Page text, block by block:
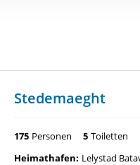
Stedemaeght
175 Personen 5 Toiletten
Heimathafen: Lelystad